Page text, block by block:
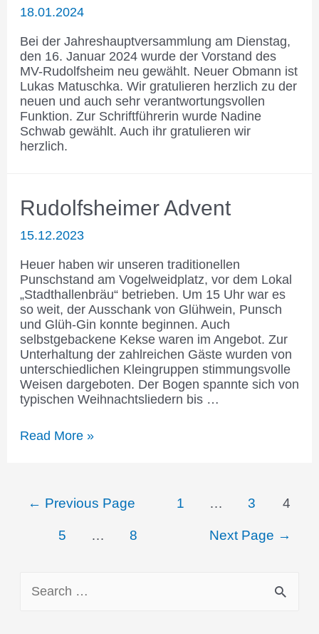
18.01.2024
Bei der Jahreshauptversammlung am Dienstag,
den 16. Januar 2024 wurde der Vorstand des
MV-Rudolfsheim neu gewählt. Neuer Obmann ist
Lukas Matuschka. Wir gratulieren herzlich zu der
neuen und auch sehr verantwortungsvollen
Funktion. Zur Schriftführerin wurde Nadine
Schwab gewählt. Auch ihr gratulieren wir
herzlich.
Rudolfsheimer Advent
15.12.2023
Heuer haben wir unseren traditionellen
Punschstand am Vogelweidplatz, vor dem Lokal
„Stadthallenbräu“ betrieben. Um 15 Uhr war es
so weit, der Ausschank von Glühwein, Punsch
und Glüh-Gin konnte beginnen. Auch
selbstgebackene Kekse waren im Angebot. Zur
Unterhaltung der zahlreichen Gäste wurden von
unterschiedlichen Kleingruppen stimmungsvolle
Weisen dargeboten. Der Bogen spannte sich von
typischen Weihnachtsliedern bis …
Rudolfsheimer
Read More »
Seitennummerierung
← Previous Page 1 … 3 4
5 … 8 Next Page →